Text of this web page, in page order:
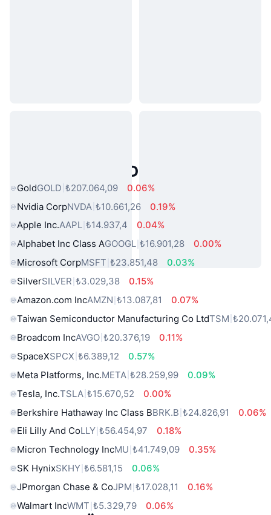
Popüler Gerçek Dünya Varlıkları
GoldGOLD ₺207.064,09
0.06%
Nvidia CorpNVDA ₺10.661,26
0.19%
Apple Inc.AAPL ₺14.937,4
0.04%
Alphabet Inc Class AGOOGL ₺16.901,28
0.00%
Microsoft CorpMSFT ₺23.851,48
0.03%
SilverSILVER ₺3.029,38
0.15%
Amazon.com IncAMZN ₺13.087,81
0.07%
Taiwan Semiconductor Manufacturing Co LtdTSM
Broadcom IncAVGO ₺20.376,19
0.11%
SpaceXSPCX ₺6.389,12
0.57%
Meta Platforms, Inc.META ₺28.259,99
0.09%
Tesla, Inc.TSLA ₺15.670,52
0.00%
Berkshire Hathaway Inc Class BBRK.B ₺24.826,91
0.06%
Eli Lilly And CoLLY ₺56.454,97
0.18%
Micron Technology IncMU ₺41.749,09
0.35%
SK HynixSKHY ₺6.581,15
0.06%
JPmorgan Chase & CoJPM ₺17.028,11
0.16%
Walmart IncWMT ₺5.329,79 0.06%